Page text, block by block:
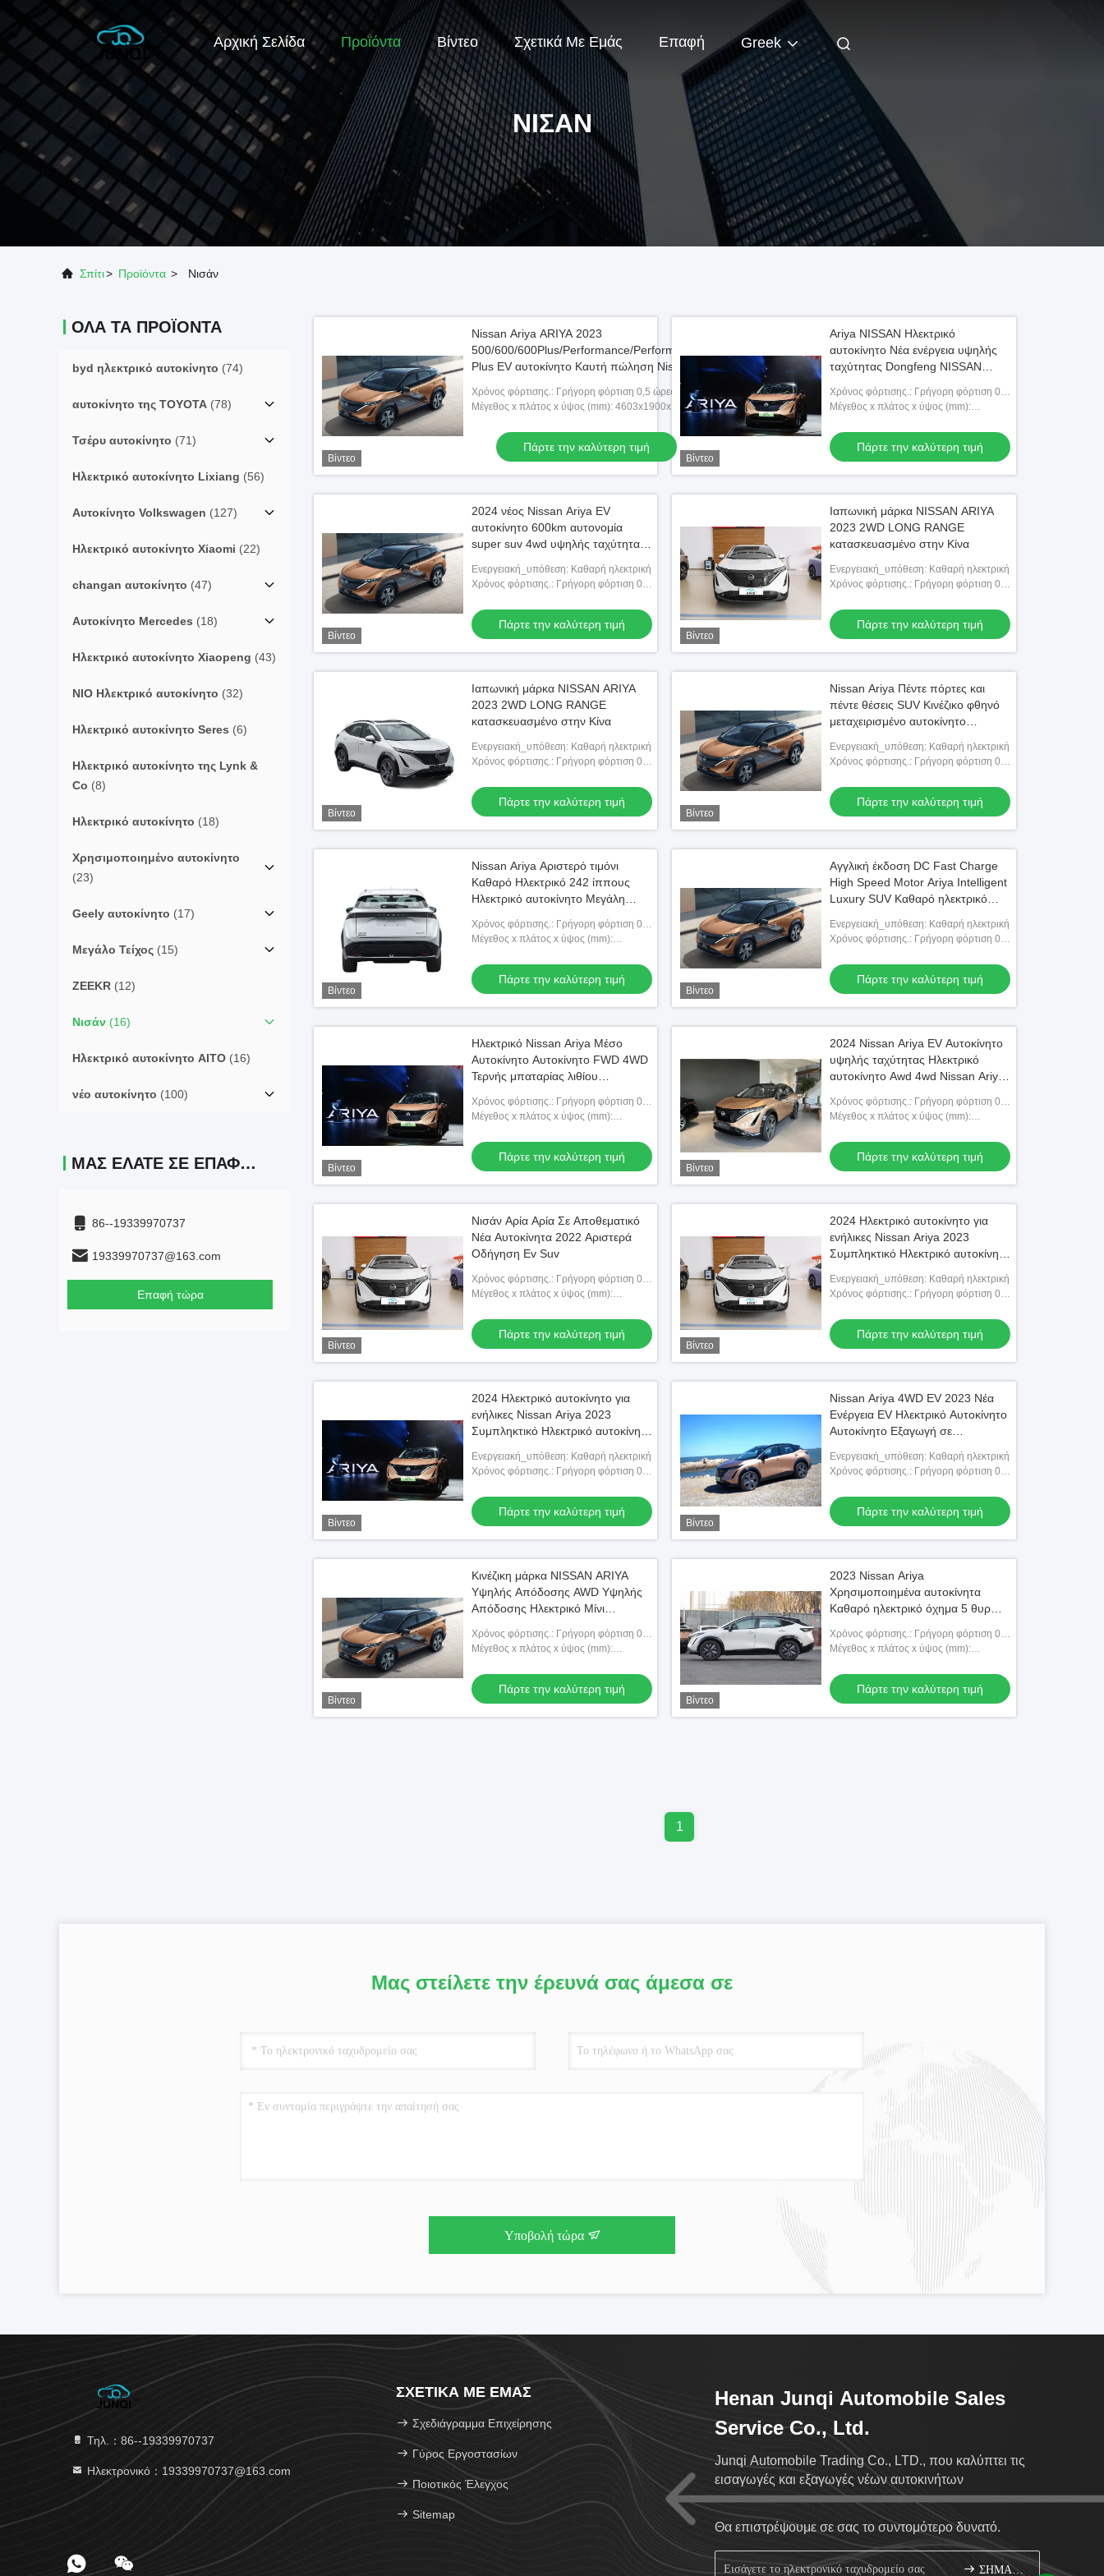
Αρχική Σελίδα Προϊόντα Βίντεο Σχετικά Με Εμάς Επαφή Greek
ΝΙΣΆΝ
Σπίτι> Προϊόντα > Νισάν
ΌΛΑ ΤΑ ΠΡΟΪΌΝΤΑ
byd ηλεκτρικό αυτοκίνητο (74)
αυτοκίνητο της TOYOTA (78)
Τσέρυ αυτοκίνητο (71)
Ηλεκτρικό αυτοκίνητο Lixiang (56)
Αυτοκίνητο Volkswagen (127)
Ηλεκτρικό αυτοκίνητο Xiaomi (22)
changan αυτοκίνητο (47)
Αυτοκίνητο Mercedes (18)
Ηλεκτρικό αυτοκίνητο Xiaopeng (43)
NIO Ηλεκτρικό αυτοκίνητο (32)
Ηλεκτρικό αυτοκίνητο Seres (6)
Ηλεκτρικό αυτοκίνητο της Lynk &
Co (8)
Ηλεκτρικό αυτοκίνητο (18)
Χρησιμοποιημένο αυτοκίνητο
(23)
Geely αυτοκίνητο (17)
Μεγάλο Τείχος (15)
ZEEKR (12)
Νισάν (16)
Ηλεκτρικό αυτοκίνητο AITO (16)
νέο αυτοκίνητο (100)
ΜΑΣ ΕΛΆΤΕ ΣΕ ΕΠΑΦΉ ΜΕ
86--19339970737
19339970737@163.com
Επαφή τώρα
Βίντεο
Nissan Ariya ARIYA 2023
500/600/600Plus/Performance/Performance
Plus EV αυτοκίνητο Καυτή πώληση Nissan
Χρόνος φόρτισης.: Γρήγορη φόρτιση 0,5 ώρες αργή
φόρτιση 14 ώρες
Μέγεθος x πλάτος x ύψος (mm): 4603x1900x1654
Πάρτε την καλύτερη τιμή
Βίντεο
Ariya NISSAN Ηλεκτρικό
αυτοκίνητο Νέα ενέργεια υψηλής
ταχύτητας Dongfeng NISSAN
Χρόνος φόρτισης.: Γρήγορη φόρτιση 0,5
ώρες αργή φόρτιση 14 ώρες
Μέγεθος x πλάτος x ύψος (mm):
Πάρτε την καλύτερη τιμή
Βίντεο
2024 νέος Nissan Ariya EV
αυτοκίνητο 600km αυτονομία
super suv 4wd υψηλής ταχύτητας
ηλεκτρικό όχημα Nissan Ariya
2023 σε απόθεμα
Ενεργειακή_υπόθεση: Καθαρή ηλεκτρική
Χρόνος φόρτισης.: Γρήγορη φόρτιση 0,5
Πάρτε την καλύτερη τιμή
Βίντεο
Ιαπωνική μάρκα NISSAN ARIYA
2023 2WD LONG RANGE
κατασκευασμένο στην Κίνα
Ενεργειακή_υπόθεση: Καθαρή ηλεκτρική
Χρόνος φόρτισης.: Γρήγορη φόρτιση 0,5
Πάρτε την καλύτερη τιμή
Βίντεο
Ιαπωνική μάρκα NISSAN ARIYA
2023 2WD LONG RANGE
κατασκευασμένο στην Κίνα
Ενεργειακή_υπόθεση: Καθαρή ηλεκτρική
Χρόνος φόρτισης.: Γρήγορη φόρτιση 0,5
Πάρτε την καλύτερη τιμή
Βίντεο
Nissan Ariya Πέντε πόρτες και
πέντε θέσεις SUV Κινέζικο φθηνό
μεταχειρισμένο αυτοκίνητο
Ενεργειακή_υπόθεση: Καθαρή ηλεκτρική
Χρόνος φόρτισης.: Γρήγορη φόρτιση 0,5
Πάρτε την καλύτερη τιμή
Βίντεο
Nissan Ariya Αριστερό τιμόνι
Καθαρό Ηλεκτρικό 242 ίππους
Ηλεκτρικό αυτοκίνητο Μεγάλη
βεληνεκές 623χλμ Ηλεκτρικό
αυτοκίνητο πολυτελείας
Χρόνος φόρτισης.: Γρήγορη φόρτιση 0,5
ώρες αργή φόρτιση 14 ώρες
Μέγεθος x πλάτος x ύψος (mm):
Πάρτε την καλύτερη τιμή
Βίντεο
Αγγλική έκδοση DC Fast Charge
High Speed Motor Ariya Intelligent
Luxury SUV Καθαρό ηλεκτρικό
Ενεργειακή_υπόθεση: Καθαρή ηλεκτρική
Χρόνος φόρτισης.: Γρήγορη φόρτιση 0,5
Πάρτε την καλύτερη τιμή
Βίντεο
Ηλεκτρικό Nissan Ariya Μέσο
Αυτοκίνητο Αυτοκίνητο FWD 4WD
Τερνής μπαταρίας λιθίου
Χρόνος φόρτισης.: Γρήγορη φόρτιση 0,5
ώρες αργή φόρτιση 14 ώρες
Μέγεθος x πλάτος x ύψος (mm):
Πάρτε την καλύτερη τιμή
Βίντεο
2024 Nissan Ariya EV Αυτοκίνητο
υψηλής ταχύτητας Ηλεκτρικό
αυτοκίνητο Awd 4wd Nissan Ariya
Χρόνος φόρτισης.: Γρήγορη φόρτιση 0,5
ώρες αργή φόρτιση 14 ώρες
Μέγεθος x πλάτος x ύψος (mm):
Πάρτε την καλύτερη τιμή
Βίντεο
Νισάν Αρία Αρία Σε Αποθεματικό
Νέα Αυτοκίνητα 2022 Αριστερά
Οδήγηση Ev Suv
Χρόνος φόρτισης.: Γρήγορη φόρτιση 0,5
ώρες αργή φόρτιση 14 ώρες
Μέγεθος x πλάτος x ύψος (mm):
Πάρτε την καλύτερη τιμή
Βίντεο
2024 Ηλεκτρικό αυτοκίνητο για
ενήλικες Nissan Ariya 2023
Συμπληκτικό Ηλεκτρικό αυτοκίνητο
623km EV Αυτοκίνητο Τέσσερις
τροχούς
Ενεργειακή_υπόθεση: Καθαρή ηλεκτρική
Χρόνος φόρτισης.: Γρήγορη φόρτιση 0,5
Πάρτε την καλύτερη τιμή
Βίντεο
2024 Ηλεκτρικό αυτοκίνητο για
ενήλικες Nissan Ariya 2023
Συμπληκτικό Ηλεκτρικό αυτοκίνητο
623km EV Αυτοκίνητο Τέσσερις
τροχούς
Ενεργειακή_υπόθεση: Καθαρή ηλεκτρική
Χρόνος φόρτισης.: Γρήγορη φόρτιση 0,5
Πάρτε την καλύτερη τιμή
Βίντεο
Nissan Ariya 4WD EV 2023 Νέα
Ενέργεια EV Ηλεκτρικό Αυτοκίνητο
Αυτοκίνητο Εξαγωγή σε
Χρησιμοποιημένο
Ενεργειακή_υπόθεση: Καθαρή ηλεκτρική
Χρόνος φόρτισης.: Γρήγορη φόρτιση 0,5
Πάρτε την καλύτερη τιμή
Βίντεο
Κινέζικη μάρκα NISSAN ARIYA
Υψηλής Απόδοσης AWD Υψηλής
Απόδοσης Ηλεκτρικό Μίνι
Χρόνος φόρτισης.: Γρήγορη φόρτιση 0,5
ώρες αργή φόρτιση 14 ώρες
Μέγεθος x πλάτος x ύψος (mm):
Πάρτε την καλύτερη τιμή
Βίντεο
2023 Nissan Ariya
Χρησιμοποιημένα αυτοκίνητα
Καθαρό ηλεκτρικό όχημα 5 θυρών
εικόνα 0km 0 Km Νέο αυτοκίνητο
Χρόνος φόρτισης.: Γρήγορη φόρτιση 0,5
ώρες αργή φόρτιση 14 ώρες
Μέγεθος x πλάτος x ύψος (mm):
Πάρτε την καλύτερη τιμή
1
Μας στείλετε την έρευνά σας άμεσα σε
Υποβολή τώρα
Τηλ.：86--19339970737
Ηλεκτρονικό：19339970737@163.com
ΣΧΕΤΙΚΆ ΜΕ ΕΜΆΣ
Σχεδιάγραμμα Επιχείρησης
Γύρος Εργοστασίων
Ποιοτικός Έλεγχος
Sitemap
Henan Junqi Automobile Sales
Service Co., Ltd.
Junqi Automobile Trading Co., LTD., που καλύπτει τις
εισαγωγές και εξαγωγές νέων αυτοκινήτων
Θα επιστρέψουμε σε σας το συντομότερο δυνατό.
ΣΗΜΑΔΙ ΕΠΑΝΩ